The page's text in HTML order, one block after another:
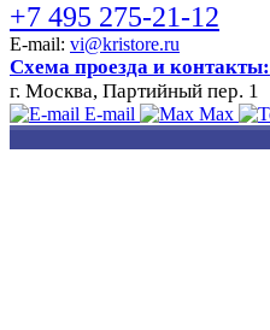
+7 495 275-21-12
E-mail: vi@kristore.ru
Схема проезда и контакты:
г. Москва, Партийный пер. 1
E-mail Max